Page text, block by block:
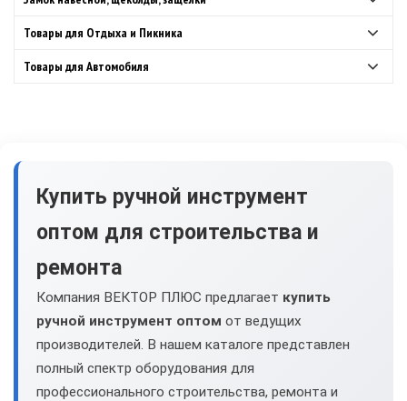
Товары для Отдыха и Пикника
Товары для Автомобиля
Купить ручной инструмент
оптом для строительства и
ремонта
Компания ВЕКТОР ПЛЮС предлагает купить
ручной инструмент оптом от ведущих
производителей. В нашем каталоге представлен
полный спектр оборудования для
профессионального строительства, ремонта и